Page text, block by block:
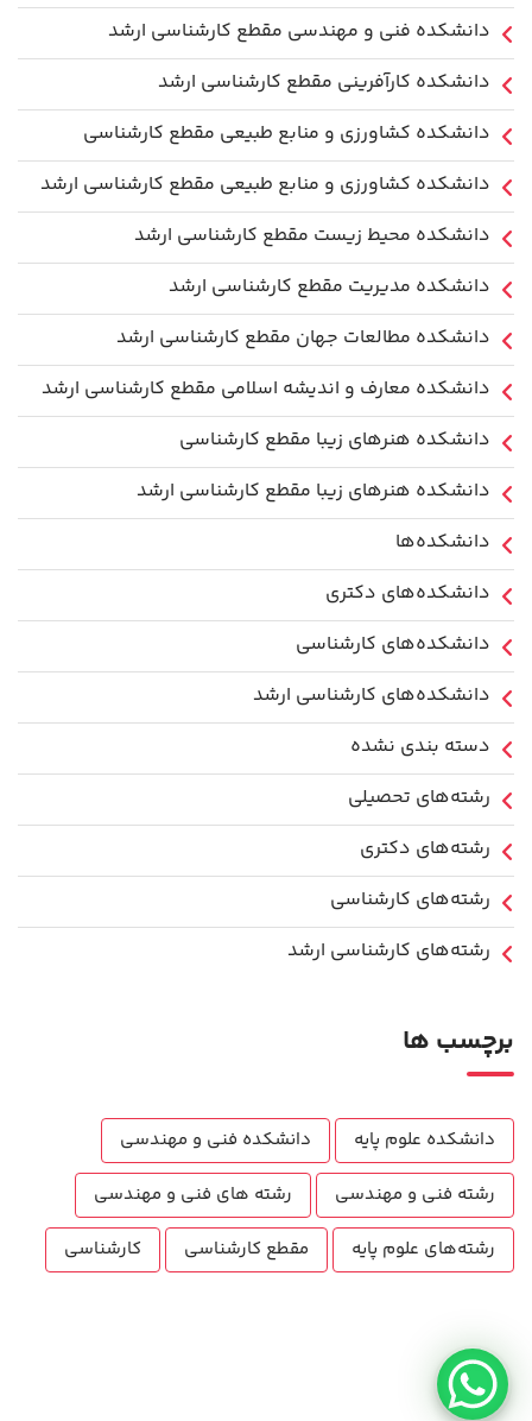
دانشکده فنی و مهندسی مقطع کارشناسی ارشد
دانشکده کارآفرینی مقطع کارشناسی ارشد
دانشکده کشاورزی و منابع طبیعی مقطع کارشناسی
دانشکده کشاورزی و منابع طبیعی مقطع کارشناسی ارشد
دانشکده محیط زیست مقطع کارشناسی ارشد
دانشکده مدیریت مقطع کارشناسی ارشد
دانشکده مطالعات جهان مقطع کارشناسی ارشد
دانشکده معارف و اندیشه اسلامی مقطع کارشناسی ارشد
دانشکده هنرهای زیبا مقطع کارشناسی
دانشکده هنرهای زیبا مقطع کارشناسی ارشد
دانشکده‌ها
دانشکده‌های دکتری
دانشکده‌های کارشناسی
دانشکده‌های کارشناسی ارشد
دسته بندی نشده
رشته‌های تحصیلی
رشته‌های دکتری
رشته‌های کارشناسی
رشته‌های کارشناسی ارشد
برچسب ها
دانشکده علوم پایه
دانشکده فنی و مهندسی
رشته فنی و مهندسی
رشته های فنی و مهندسی
رشته‌های علوم پایه
مقطع کارشناسی کارشناسی